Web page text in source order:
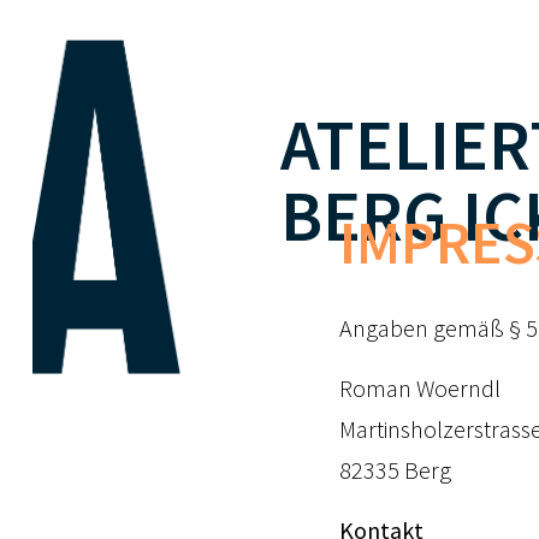
BERG
Angaben gemäß § 5
Roman Woerndl
82335 Berg
Kontakt